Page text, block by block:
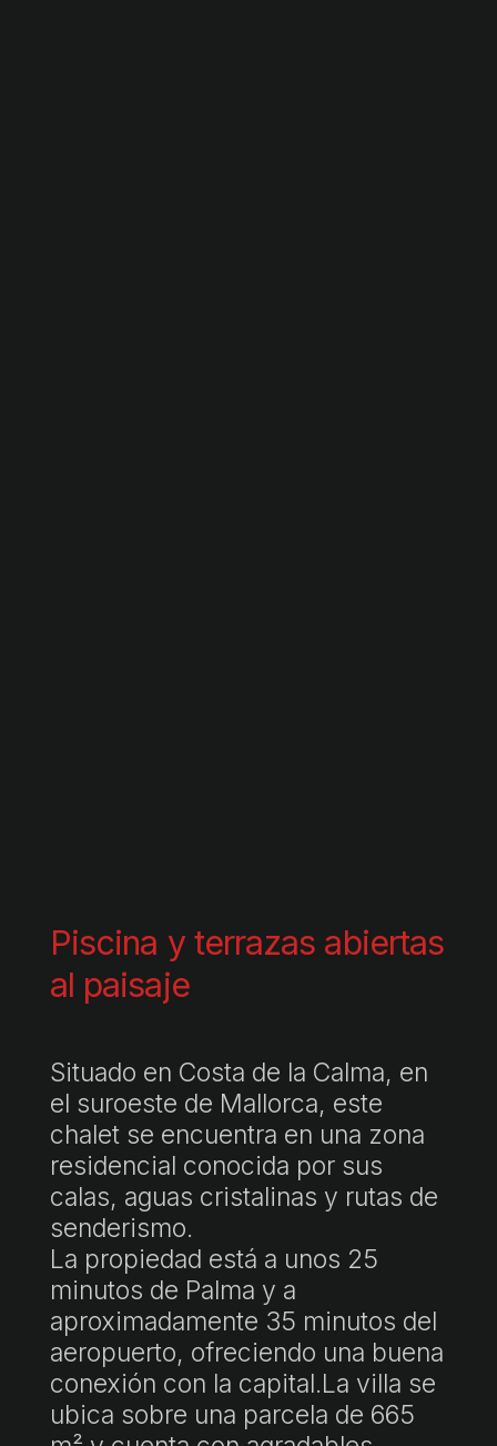
Piscina y terrazas abiertas
al paisaje
Situado en Costa de la Calma, en
el suroeste de Mallorca, este
chalet se encuentra en una zona
residencial conocida por sus
calas, aguas cristalinas y rutas de
senderismo.
La propiedad está a unos 25
minutos de Palma y a
aproximadamente 35 minutos del
aeropuerto, ofreciendo una buena
conexión con la capital.La villa se
ubica sobre una parcela de 665